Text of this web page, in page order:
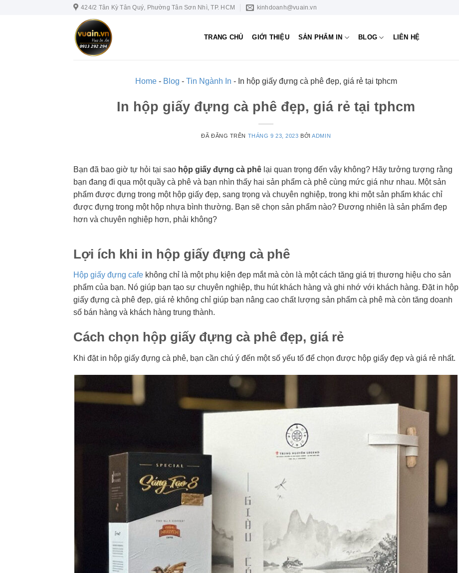
424/2 Tân Kỳ Tân Quý, Phường Tân Sơn Nhì, TP. HCM kinhdoanh@vuain.vn
TRANG CHỦ GIỚI THIỆU SẢN PHẨM IN BLOG LIÊN HỆ
Home- Blog - Tin Ngành In - In hộp giấy đựng cà phê đẹp, giá rẻ tại tphcm
In hộp giấy đựng cà phê đẹp, giá rẻ tại tphcm
ĐÃ ĐĂNG TRÊN THÁNG 9 23, 2023 BỞIADMIN
Bạn đã bao giờ tự hỏi tại sao hộp giấy đựng cà phê lại quan trọng đến vậy không? Hãy tưởng tượng rằng
bạn đang đi qua một quầy cà phê và bạn nhìn thấy hai sản phẩm cà phê cùng mức giá như nhau. Một sản
phẩm được đựng trong một hộp giấy đẹp, sang trọng và chuyên nghiệp, trong khi một sản phẩm khác chỉ
được đựng trong một hộp nhựa bình thường. Bạn sẽ chọn sản phẩm nào? Đương nhiên là sản phẩm đẹp
hơn và chuyên nghiệp hơn, phải không?
Lợi ích khi in hộp giấy đựng cà phê
Hộp giấy đựng cafe không chỉ là một phụ kiện đẹp mắt mà còn là một cách tăng giá trị thương hiệu cho sản
phẩm của bạn. Nó giúp bạn tạo sự chuyên nghiệp, thu hút khách hàng và ghi nhớ với khách hàng. Đặt in hộp
giấy đựng cà phê đẹp, giá rẻ không chỉ giúp bạn nâng cao chất lượng sản phẩm cà phê mà còn tăng doanh
số bán hàng và khách hàng trung thành.
Cách chọn hộp giấy đựng cà phê đẹp, giá rẻ
Khi đặt in hộp giấy đựng cà phê, bạn cần chú ý đến một số yếu tố để chọn được hộp giấy đẹp và giá rẻ nhất.